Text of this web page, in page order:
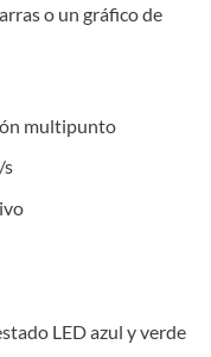
o un gráfico de
multipunto
s
LED azul y verde